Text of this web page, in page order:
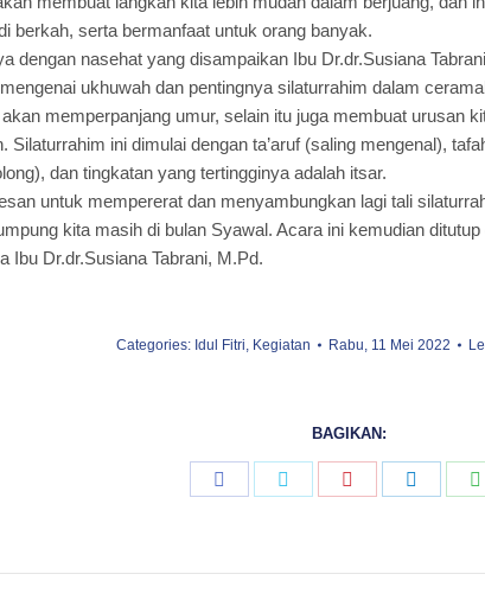
berkah, serta bermanfaat untuk orang banyak.
dengan nasehat yang disampaikan Ibu Dr.dr.Susiana
ukhuwah dan pentingnya silaturrahim dalam
memperpanjang umur, selain itu juga membuat urusan
Silaturrahim ini dimulai dengan ta’aruf (saling mengenal),
dan tingkatan yang tertingginya adalah itsar.
untuk mempererat dan menyambungkan lagi tali
kita masih di bulan Syawal. Acara ini kemudian
Ibu Dr.dr.Susiana Tabrani, M.Pd.
Categories: Idul Fitri Kegiatan Rabu, 11 Mei 2022
BAGIKAN: